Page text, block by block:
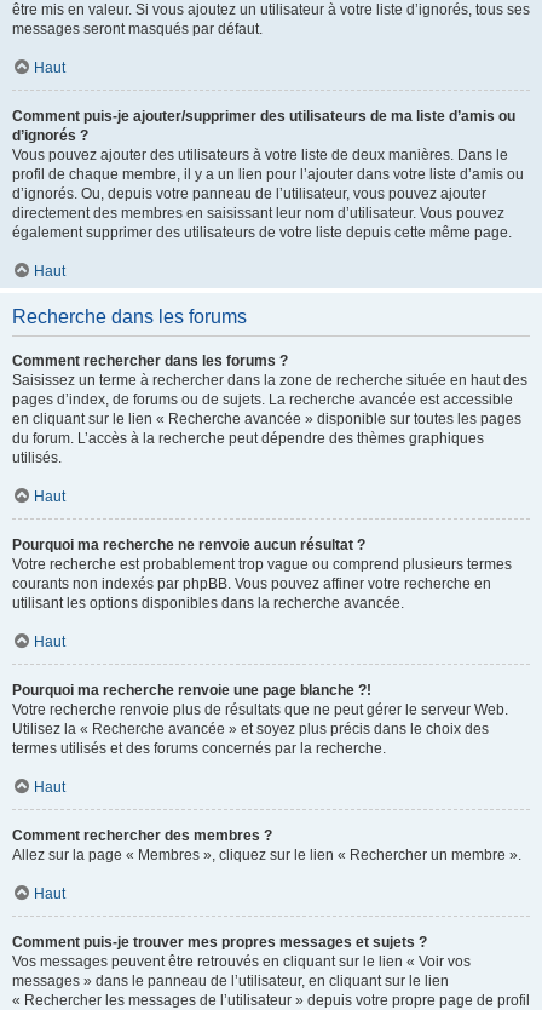
être mis en valeur. Si vous ajoutez un utilisateur à votre liste d’ignorés, tous ses
messages seront masqués par défaut.
Haut
Comment puis-je ajouter/supprimer des utilisateurs de ma liste d’amis ou
d’ignorés ?
Vous pouvez ajouter des utilisateurs à votre liste de deux manières. Dans le
profil de chaque membre, il y a un lien pour l’ajouter dans votre liste d’amis ou
d’ignorés. Ou, depuis votre panneau de l’utilisateur, vous pouvez ajouter
directement des membres en saisissant leur nom d’utilisateur. Vous pouvez
également supprimer des utilisateurs de votre liste depuis cette même page.
Haut
Recherche dans les forums
Comment rechercher dans les forums ?
Saisissez un terme à rechercher dans la zone de recherche située en haut des
pages d’index, de forums ou de sujets. La recherche avancée est accessible
en cliquant sur le lien « Recherche avancée » disponible sur toutes les pages
du forum. L’accès à la recherche peut dépendre des thèmes graphiques
utilisés.
Haut
Pourquoi ma recherche ne renvoie aucun résultat ?
Votre recherche est probablement trop vague ou comprend plusieurs termes
courants non indexés par phpBB. Vous pouvez affiner votre recherche en
utilisant les options disponibles dans la recherche avancée.
Haut
Pourquoi ma recherche renvoie une page blanche ?!
Votre recherche renvoie plus de résultats que ne peut gérer le serveur Web.
Utilisez la « Recherche avancée » et soyez plus précis dans le choix des
termes utilisés et des forums concernés par la recherche.
Haut
Comment rechercher des membres ?
Allez sur la page « Membres », cliquez sur le lien « Rechercher un membre ».
Haut
Comment puis-je trouver mes propres messages et sujets ?
Vos messages peuvent être retrouvés en cliquant sur le lien « Voir vos
messages » dans le panneau de l’utilisateur, en cliquant sur le lien
« Rechercher les messages de l’utilisateur » depuis votre propre page de profil